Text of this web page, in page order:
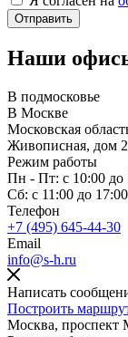
Наши
В подмосковье
В Москве
Московская
Живописная, дом
Режим работы
Пн - Пт: с 10:00 до
Сб: с 11:00 до 17:00
Телефон
+7 (495) 645-44-30
Email
info@s-h.ru
Написать
Построить
Москва, проспект